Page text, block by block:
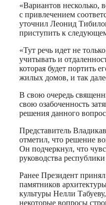
«Вариантов несколько,
с привлечением
уточнил Леонид
приступить к
«Тут речь идет не
учитывать и
которая будет портить
жилых домов, и так
В свою очередь
свою озабоченность
решения данного
Представитель
отметил, что решение
Он подчеркнул, что
руководства
Ранее Президент
памятников
культуры Нелли
некоторые вопросы